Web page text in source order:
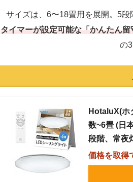
サイズは、6〜18畳用を展開。5段
タイマーが設定可能な「かんたん
の
HotaluX(ホ
数~6畳 (日
段階、常夜
価格を取得